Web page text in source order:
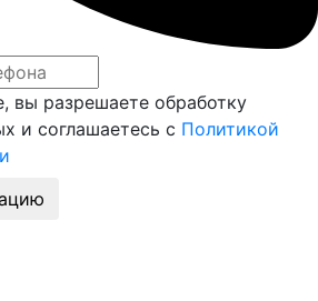
вы разрешаете обработку
и соглашаетесь с Политикой